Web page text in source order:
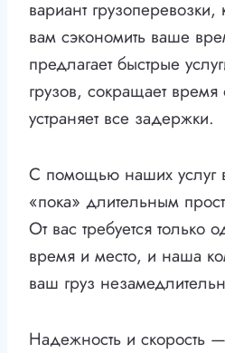
вариант грузоперевозки,
вам сэкономить ваше
предлагает быстрые
грузов, сокращает
устраняет все задержки.
С помощью наших услуг
«пока» длительным
От вас требуется только
время и место, и наша
ваш груз
Надежность и скорость